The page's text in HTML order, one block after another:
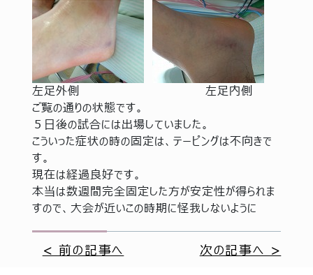
左足外側 左足内側
ご覧の通りの状態です。
５日後の試合には出場していました。
こういった症状の時の固定は、テーピングは不向きで
す。
現在は経過良好です。
本当は数週間完全固定した方が安定性が得られま
すので、大会が近いこの時期に怪我しないように
< 前の記事へ 次の記事へ >